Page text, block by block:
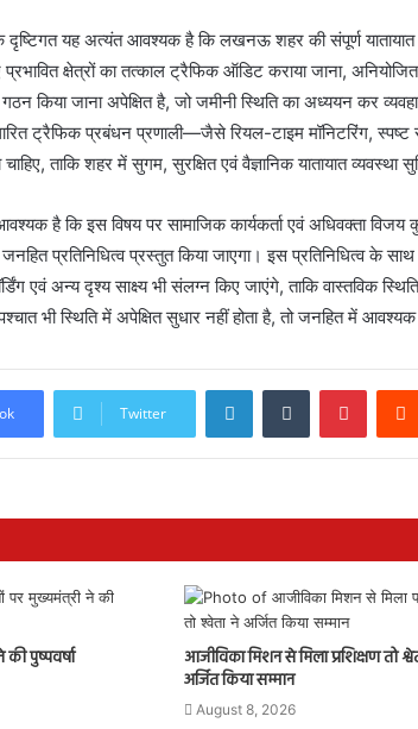
के दृष्टिगत यह अत्यंत आवश्यक है कि लखनऊ शहर की संपूर्ण यातायात
क्षेत्रों का तत्काल ट्रैफिक ऑडिट कराया जाना, अनियोजित
गठन किया जाना अपेक्षित है, जो जमीनी स्थिति का अध्ययन कर
ट्रैफिक प्रबंधन प्रणाली—जैसे रियल-टाइम मॉनिटरिंग, स्पष्ट
ताकि शहर में सुगम, सुरक्षित एवं वैज्ञानिक यातायात व्यवस्था
है कि इस विषय पर सामाजिक कार्यकर्ता एवं अधिवक्ता विजय
प्रतिनिधित्व प्रस्तुत किया जाएगा। इस प्रतिनिधित्व के
एवं अन्य दृश्य साक्ष्य भी संलग्न किए जाएंगे, ताकि वास्तविक
भी स्थिति में अपेक्षित सुधार नहीं होता है, तो जनहित में
Twitter
LinkedInTumblr
पुष्पवर्षा
आजीविका मिशन से मिला प्रशिक्षण तो
अर्जित किया सम्मान
August 8, 2026